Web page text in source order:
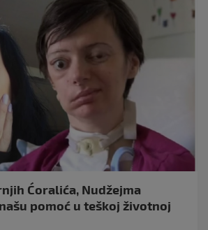
Ćoralića, Nudžejma
pomoć u teškoj životnoj